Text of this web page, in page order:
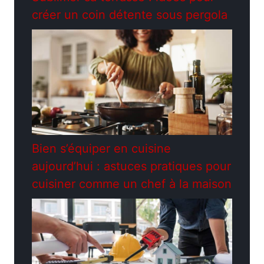
créer un coin détente sous pergola
Bien s’équiper en cuisine
aujourd’hui : astuces pratiques pour
cuisiner comme un chef à la maison